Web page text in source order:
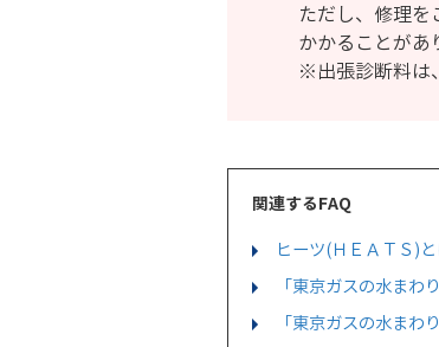
ただし、修理
かかることがあ
※出張診断料は
関連するFAQ
ヒーツ(ＨＥＡＴＳ)
「東京ガスの水まわ
「東京ガスの水まわ